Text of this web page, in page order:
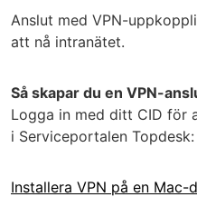
Anslut med VPN-
att nå intranätet.
Så skapar du en VPN-
Logga in med ditt CID för
i Serviceportalen Topdesk:
Installera VPN på en